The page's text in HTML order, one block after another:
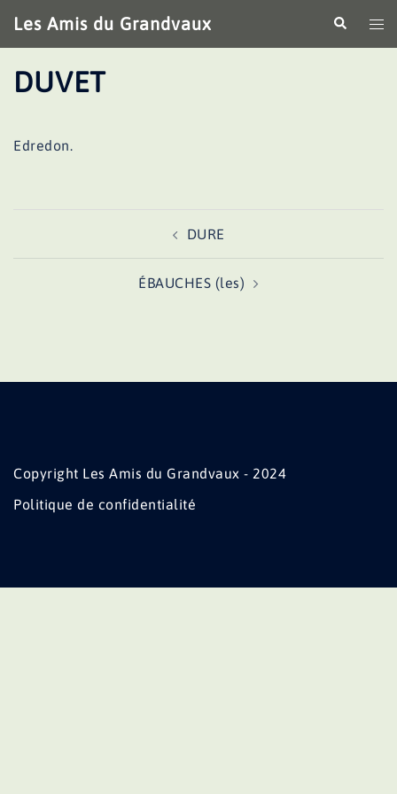
au
contenu
Les Amis du Grandvaux
le
DUVET
Edredon.
DURE
ÉBAUCHES (les)
Copyright Les Amis du Grandvaux - 2024
Politique de confidentialité